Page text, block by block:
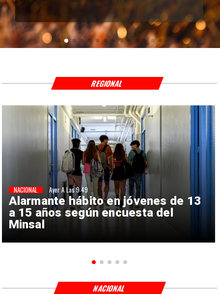
Alarmante hábito en jóvenes de 13
a 15 años según encuesta del
Minsal
NACIONAL Ayer A Las 9:49
REGIONAL
NACIONAL